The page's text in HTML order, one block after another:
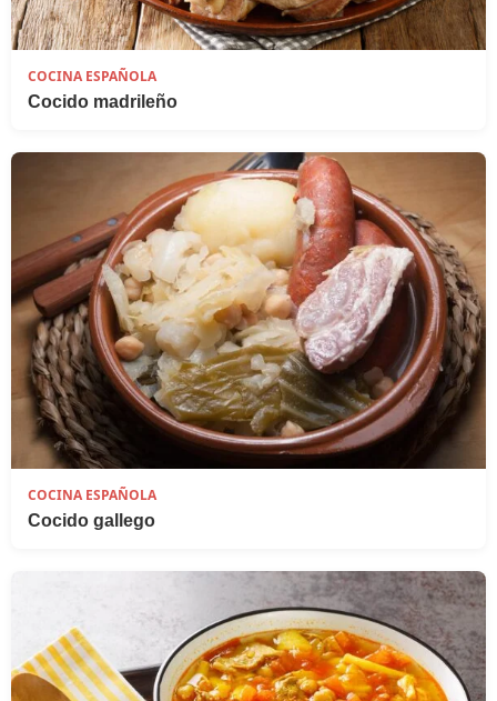
COCINA ESPAÑOLA
Cocido madrileño
COCINA ESPAÑOLA
Cocido gallego